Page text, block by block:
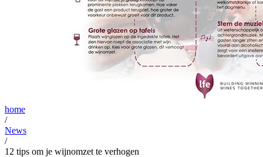
home
/
News
/
12 tips om je wijnomzet te verhogen